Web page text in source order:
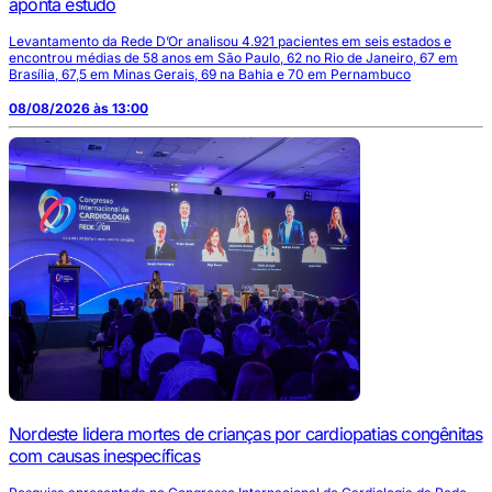
aponta estudo
Levantamento da Rede D’Or analisou 4.921 pacientes em seis estados e
encontrou médias de 58 anos em São Paulo, 62 no Rio de Janeiro, 67 em
Brasília, 67,5 em Minas Gerais, 69 na Bahia e 70 em Pernambuco
08/08/2026 às 13:00
Nordeste lidera mortes de crianças por cardiopatias congênitas
com causas inespecíficas